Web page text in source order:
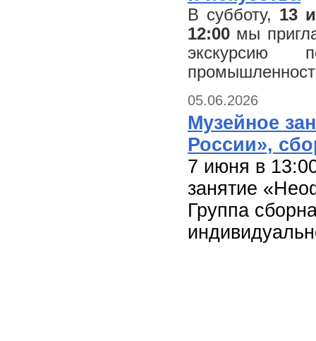
В субботу, 13
12:00 мы
экскурсию
05.06.2026
Музейное
России»,
7 июня в
занятие
Группа